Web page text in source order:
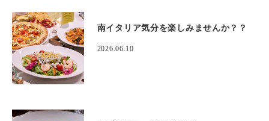
南イタリア気分を楽しみませんか？？
2026.06.10